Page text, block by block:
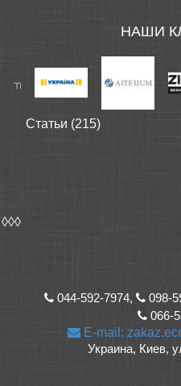
НАШИ
Статьи (215)
◊◊◊
044-592-7974, 098-
066-
E-mail:
Украина, Киев,